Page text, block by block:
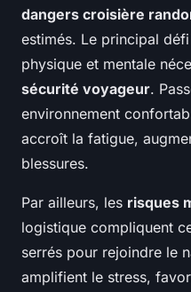
dangers croisière
estimés. Le principal
physique et mentale
sécurité voyageur.
environnement
accroît la fatigue,
blessures.
Par ailleurs, les risques
logistique compliquent
serrés pour rejoindre le
amplifient le stress,